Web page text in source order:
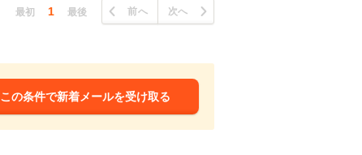
最初 1 最後 前へ 次へ
この条件で新着メールを受け取る